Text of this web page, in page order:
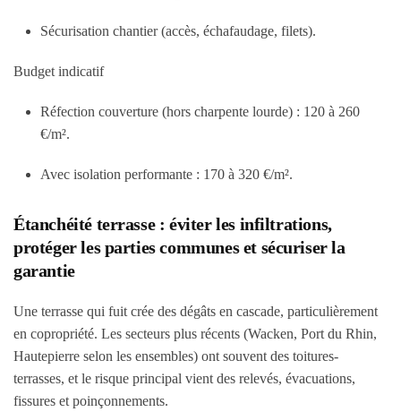
Sécurisation chantier (accès, échafaudage, filets).
Budget indicatif
Réfection couverture (hors charpente lourde) : 120 à 260
€/m².
Avec isolation performante : 170 à 320 €/m².
Étanchéité terrasse : éviter les infiltrations,
protéger les parties communes et sécuriser la
garantie
Une terrasse qui fuit crée des dégâts en cascade, particulièrement
en copropriété. Les secteurs plus récents (Wacken, Port du Rhin,
Hautepierre selon les ensembles) ont souvent des toitures-
terrasses, et le risque principal vient des relevés, évacuations,
fissures et poinçonnements.